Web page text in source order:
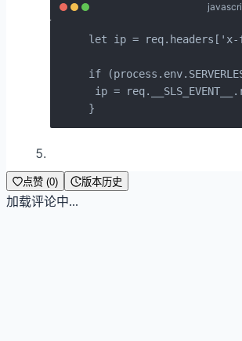
let ip =
if
ip =
}
点赞 (0) 版本历史
加载评论中...